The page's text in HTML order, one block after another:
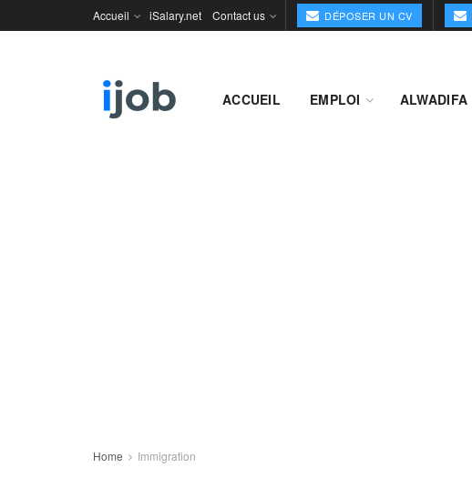
Accueil iSalary.net Contact us DÉPOSER UN CV
ACCUEIL EMPLOI ALWADIFA
Home Immigration